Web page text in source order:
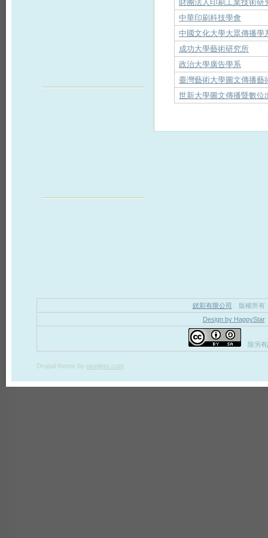
財團法人印刷工業技術研
中華印刷科技學會
中國文化大學大眾傳播學
成功大學藝術研究所
政治大學廣告學系
臺灣藝術大學圖文傳播藝
世新大學圖文傳播暨數位
銧彩有限公司
版權所有
Design by HappyStar
除另有
Drupal theme by pixeljets.com